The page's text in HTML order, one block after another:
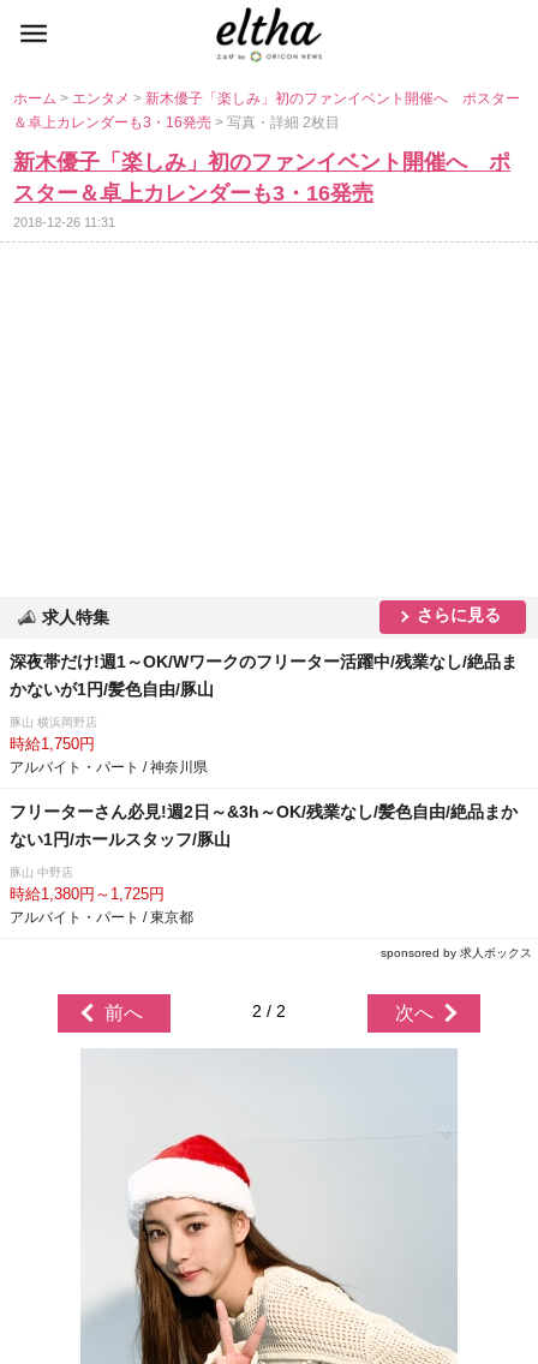
ホーム> エンタメ> 新木優子「楽しみ」初のファンイベント開催へ ポスター
＆卓上カレンダーも3・16発売> 写真・詳細 2枚目
新木優子「楽しみ」初のファンイベント開催へ ポ
スター＆卓上カレンダーも3・16発売
2018-12-26 11:31
求人特集 さらに見る
深夜帯だけ!週1～OK/Wワークのフリーター活躍中/残業なし/絶品ま
かないが1円/髪色自由/豚山
豚山 横浜岡野店
時給1,750円
アルバイト・パート / 神奈川県
フリーターさん必見!週2日～&3h～OK/残業なし/髪色自由/絶品まか
ない1円/ホールスタッフ/豚山
豚山 中野店
時給1,380円～1,725円
アルバイト・パート / 東京都
sponsored by 求人ボックス
前へ 2 / 2 次へ